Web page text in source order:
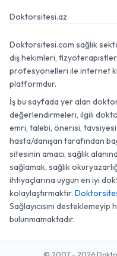
Doktorsitesi.az
Doktorsitesi.com sağlık
diş hekimleri,
profesyonelleri ile internet
platformdur.
İş bu sayfada yer alan
değerlendirmeleri, ilgili
emri, talebi, önerisi, tavsiyesi
hasta/danışan tarafından
sitesinin amacı, sağlık
sağlamak, sağlık
ihtiyaçlarına uygun en iyi
kolaylaştırmaktır.
Sağlayıcısını
bulunmamaktadır.